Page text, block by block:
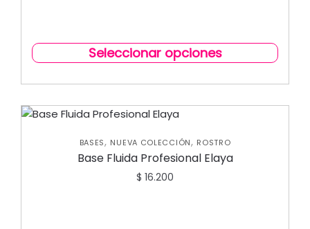
Seleccionar opciones
BASES, NUEVA COLECCIÓN, ROSTRO
Base Fluida Profesional Elaya
$ 16.200